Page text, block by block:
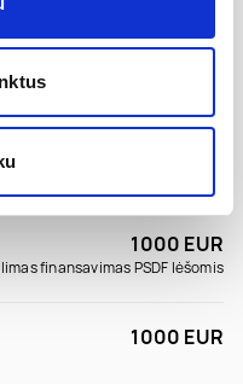
850 EUR
finansavimas PSDF lėšomis
1000 EUR
finansavimas PSDF lėšomis
1000 EUR